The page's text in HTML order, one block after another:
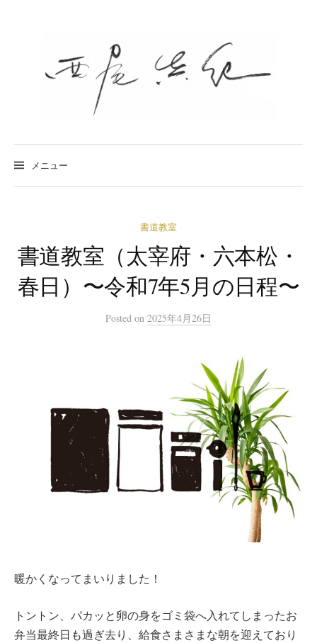
キ
ッ
プ
メニュー
検
書道教室
書道教室（太宰府・六本松・
春日）〜令和7年5月の日程〜
Posted on 2025年4月26日
暖かくなってまいりました！
トントン、パカッと卵の身をゴミ袋へ入れてしまったお
弁当最終日も過ぎ去り、給食さまさまな朝を迎えており